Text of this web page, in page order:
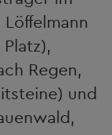
Regen,
und